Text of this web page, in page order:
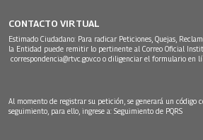
CONTACTO VIRTUAL
Estimado Ciudadano: Para radicar Peticiones, Quejas,
la Entidad puede remitir lo pertinente al Correo Oficial
correspondencia@rtvc.gov.co o diligenciar el formulario en
Al momento de registrar su petición, se generará un código
seguimiento, para ello, ingrese a: Seguimiento de PQRS